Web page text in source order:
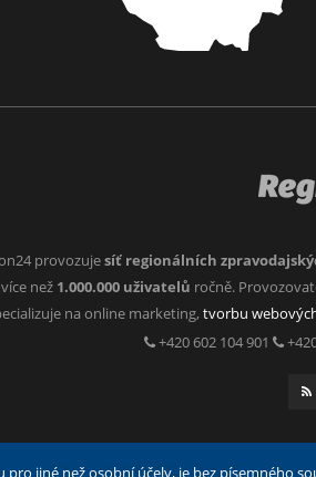
provozujesíť regionálních
než 1.000.000 uživatelů ročně.
na online marketing, tvorbu
+420 602 104 901
jiné než osobní účely, je bez písemného